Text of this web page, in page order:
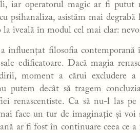
iar operatorul magic ar fi
psihanaliza, asistăm mai
la iveală în modul cel mai clar:
a influențat filosofia
edificatoare. Dacă magia
moment a cărui excludere
putem decât să tragem
renascentiste. Ca să nu-l las
face un tur de imaginație și voi
ar fi fost în continuare ceea ce a